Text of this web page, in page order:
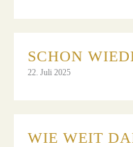
SCHON
22. Juli 2025
WIE WEIT